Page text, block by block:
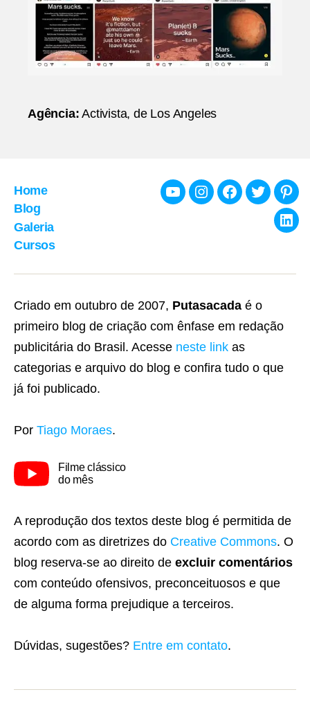
Agência: Activista, de Los Angeles
Home
Blog
Galeria
Cursos
YoutubeInstagramFacebook
Twitter
Criado em outubro de 2007, Putasacada é o
primeiro blog de criação com ênfase em redação
publicitária do Brasil. Acesse neste link as
categorias e arquivo do blog e confira tudo o que
já foi publicado.
Por Tiago Moraes.
Filme clássico
do mês
A reprodução dos textos deste blog é permitida de
acordo com as diretrizes do Creative Commons. O
blog reserva-se ao direito de excluir comentários
com conteúdo ofensivos, preconceituosos e que
de alguma forma prejudique a terceiros.
Dúvidas, sugestões? Entre em contato.